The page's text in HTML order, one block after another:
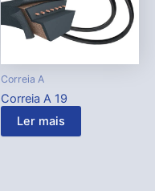
Correia A
Correia A 19
Ler mais